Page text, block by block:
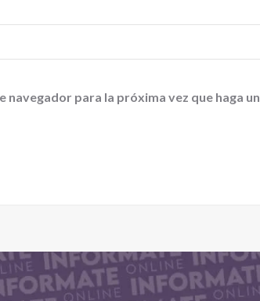
para la próxima vez que haga un